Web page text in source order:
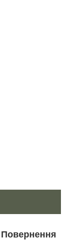
Повернення